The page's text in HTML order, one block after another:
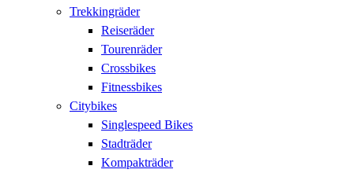
Trekkingräder
Reiseräder
Tourenräder
Crossbikes
Fitnessbikes
Citybikes
Singlespeed Bikes
Stadträder
Kompakträder